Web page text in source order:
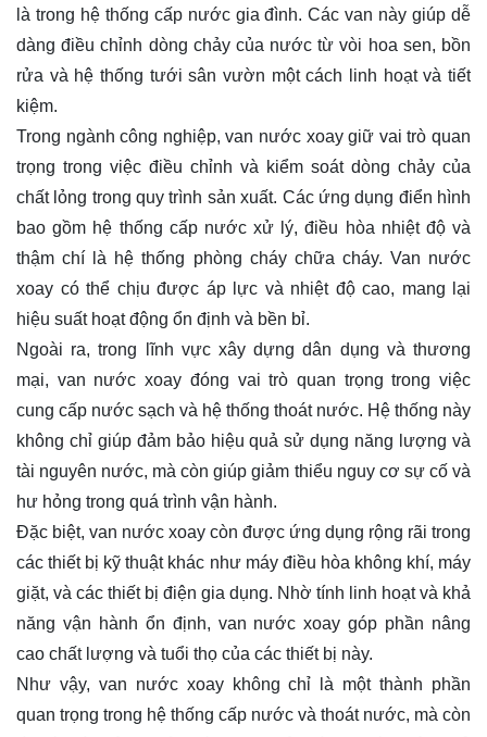
là trong hệ thống cấp nước gia đình. Các van này giúp dễ
dàng điều chỉnh dòng chảy của nước từ vòi hoa sen, bồn
rửa và hệ thống tưới sân vườn một cách linh hoạt và tiết
kiệm.
Trong ngành công nghiệp, van nước xoay giữ vai trò quan
trọng trong việc điều chỉnh và kiểm soát dòng chảy của
chất lỏng trong quy trình sản xuất. Các ứng dụng điển hình
bao gồm hệ thống cấp nước xử lý, điều hòa nhiệt độ và
thậm chí là hệ thống phòng cháy chữa cháy. Van nước
xoay có thể chịu được áp lực và nhiệt độ cao, mang lại
hiệu suất hoạt động ổn định và bền bỉ.
Ngoài ra, trong lĩnh vực xây dựng dân dụng và thương
mại, van nước xoay đóng vai trò quan trọng trong việc
cung cấp nước sạch và hệ thống thoát nước. Hệ thống này
không chỉ giúp đảm bảo hiệu quả sử dụng năng lượng và
tài nguyên nước, mà còn giúp giảm thiểu nguy cơ sự cố và
hư hỏng trong quá trình vận hành.
Đặc biệt, van nước xoay còn được ứng dụng rộng rãi trong
các thiết bị kỹ thuật khác như máy điều hòa không khí, máy
giặt, và các thiết bị điện gia dụng. Nhờ tính linh hoạt và khả
năng vận hành ổn định, van nước xoay góp phần nâng
cao chất lượng và tuổi thọ của các thiết bị này.
Như vậy, van nước xoay không chỉ là một thành phần
quan trọng trong hệ thống cấp nước và thoát nước, mà còn